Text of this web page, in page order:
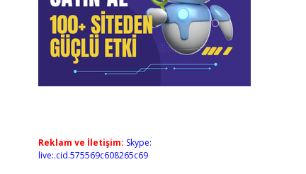
Reklam ve İletişim: Skype:
live:.cid.575569c608265c69